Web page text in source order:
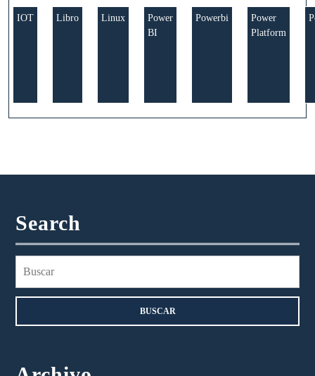
IOT Libro Linux
Power
BI
Powerbi
Power
Platform
Search